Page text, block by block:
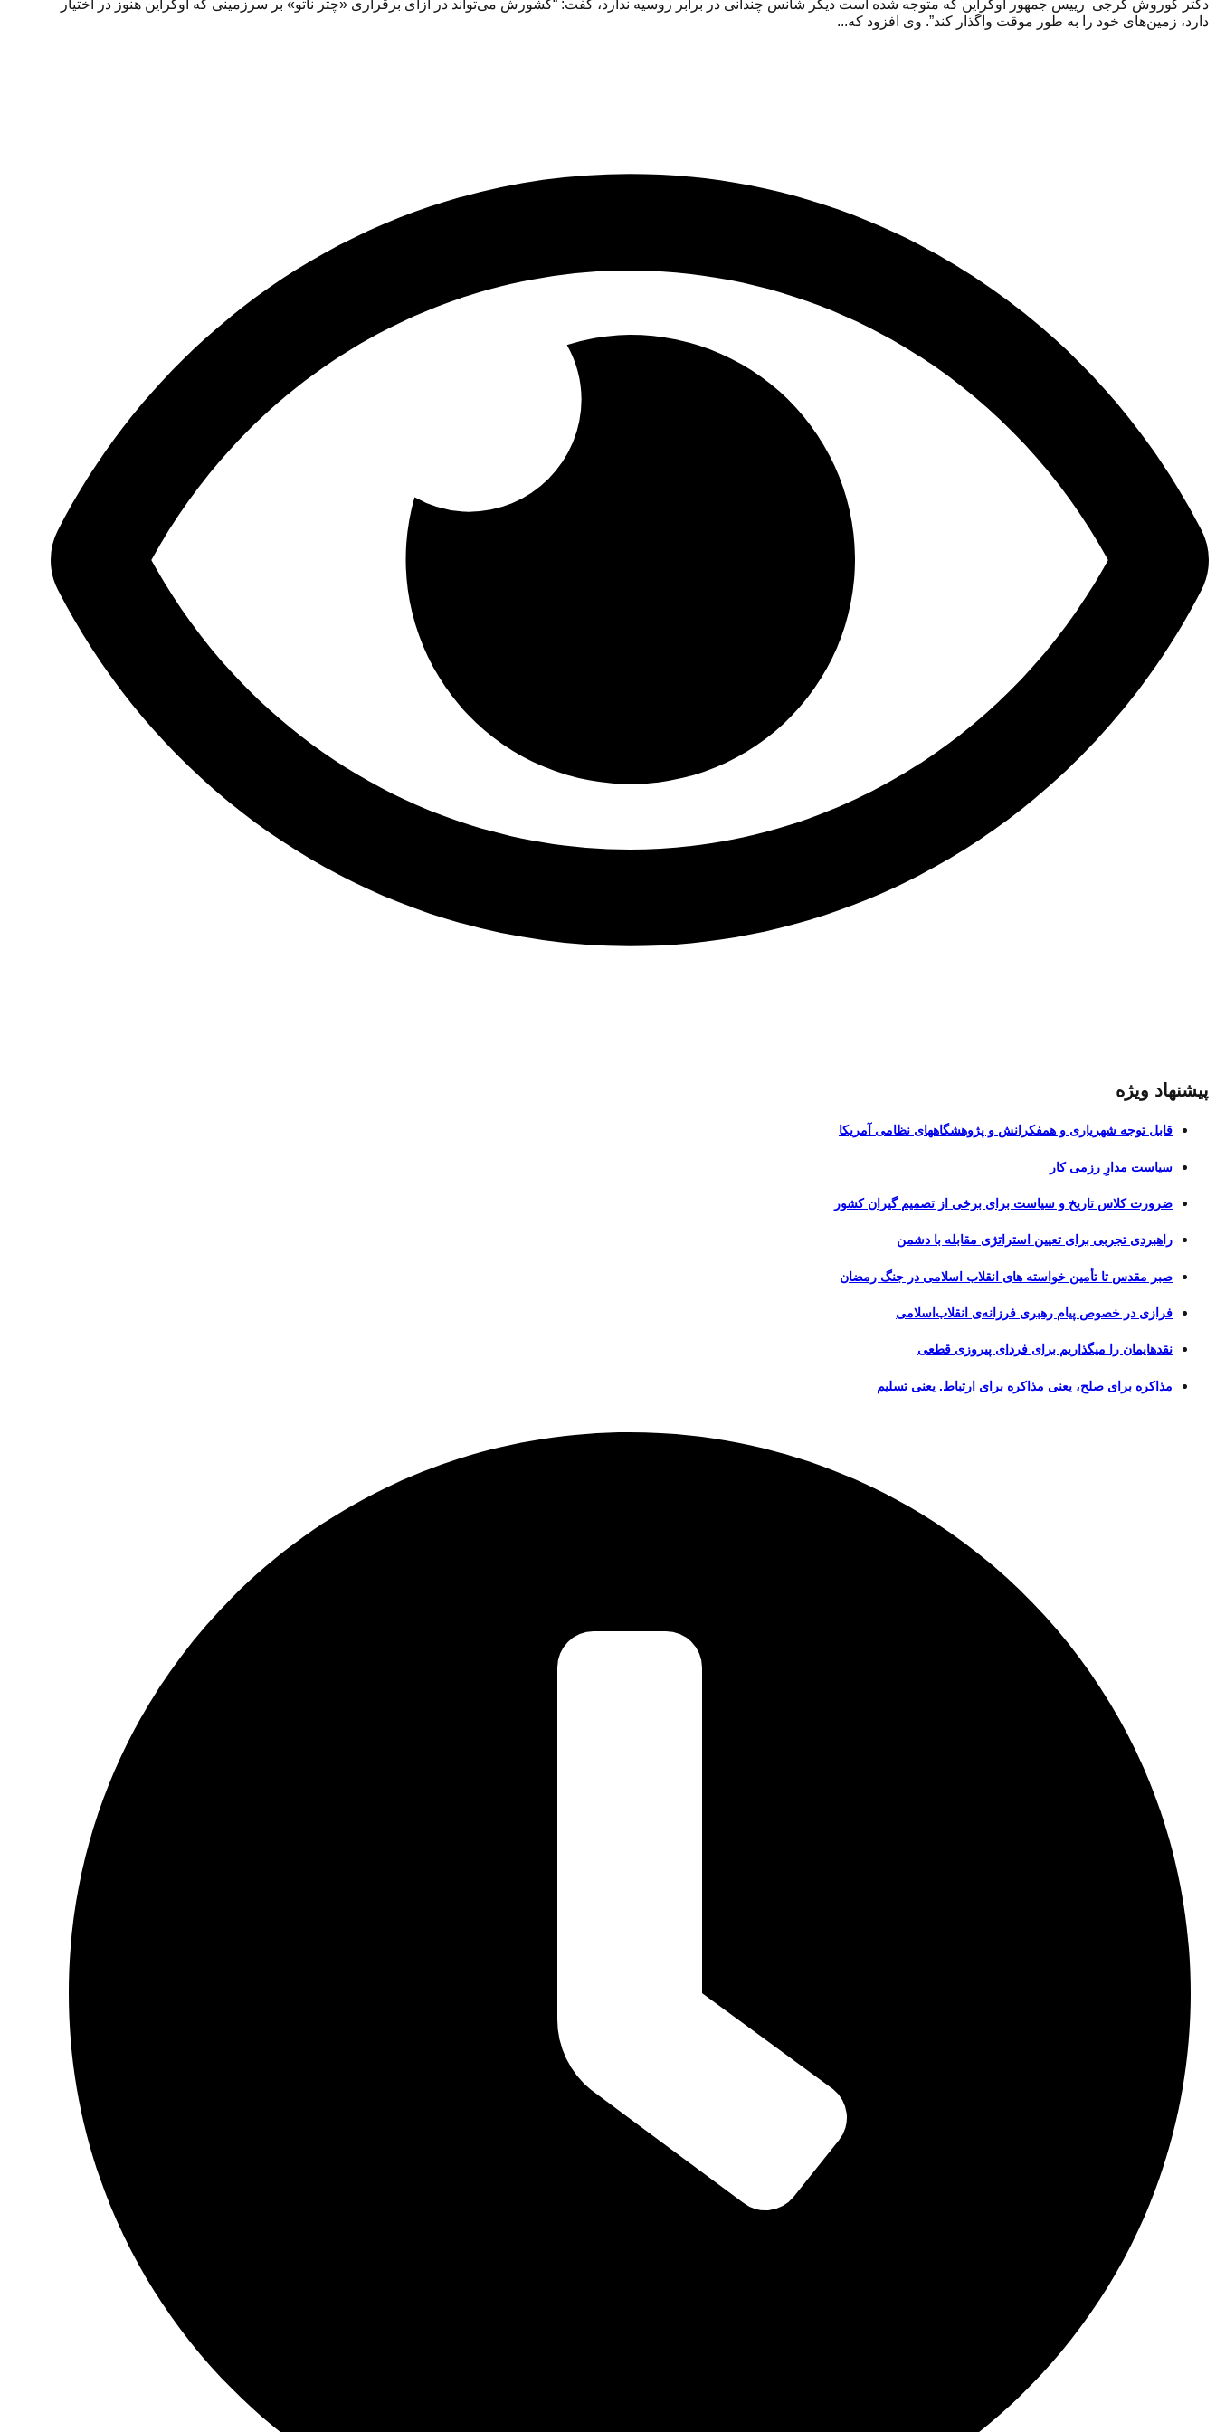
دکتر کوروش گرجی رییس جمهور اوکراین که متوجه شده است دیگر شانس چندانی در برابر روسیه ندارد، گفت: “کشورش می‌تواند در ازای برقراری «چتر ناتو» بر سرزمینی که اوکراین هنوز در اختیار
دارد، زمین‌های خود را به طور موقت واگذار کند”. وی افزود که...
پیشنهاد ویژه
قابل توجه شهریاری و همفکرانش و پژوهشگاههای نظامی آمریکا
سیاست مدارِ رزمی کار
ضرورت کلاس تاریخ و سیاست برای برخی از تصمیم گیران کشور
راهبردی تجربی برای تعیین استراتژی مقابله با دشمن
صبر مقدس تا تأمین خواسته های انقلاب اسلامی در جنگ رمضان
فرازی در خصوص پیام رهبری فرزانه‌ی انقلاب‌اسلامی
نقدهایمان را میگذاریم برای فردای پیروزی قطعی
مذاکره برای صلح، یعنی مذاکره برای ارتباط. یعنی تسلیم